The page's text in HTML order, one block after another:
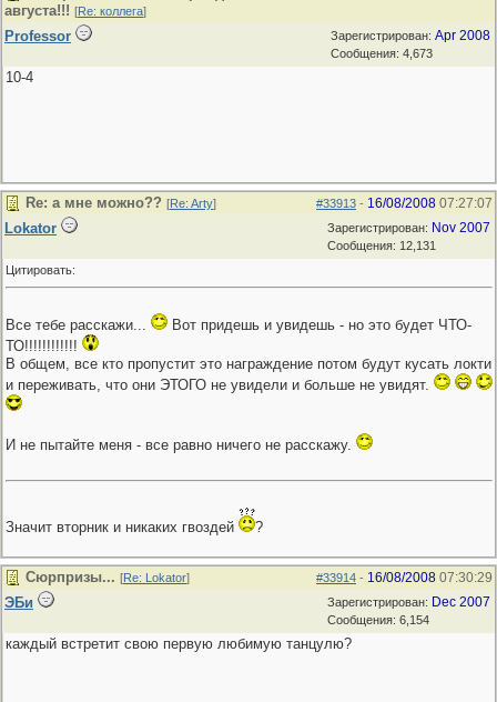
августа!!! [Re: коллега]
Зарегистрирован: Apr 2008
Сообщения: 4,673
Professor
10-4
#33913 - 16/08/2008 07:27:07
Re: а мне можно?? [Re: Arty]
Зарегистрирован: Nov 2007
Сообщения: 12,131
Lokator
Цитировать:
Все тебе расскажи...
Вот придешь и увидешь - но это будет ЧТО-
ТО!!!!!!!!!!!!
В общем, все кто пропустит это награждение потом будут кусать локти
и переживать, что они ЭТОГО не увидели и больше не увидят.
И не пытайте меня - все равно ничего не расскажу.
Значит вторник и никаких гвоздей ?
#33914 - 16/08/2008 07:30:29
Сюрпризы... [Re: Lokator]
Зарегистрирован: Dec 2007
Сообщения: 6,154
ЭБи
каждый встретит свою первую любимую танцулю?